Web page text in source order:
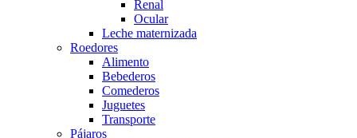
Renal
Ocular
Leche maternizada
Roedores
Alimento
Bebederos
Comederos
Juguetes
Transporte
Pájaros